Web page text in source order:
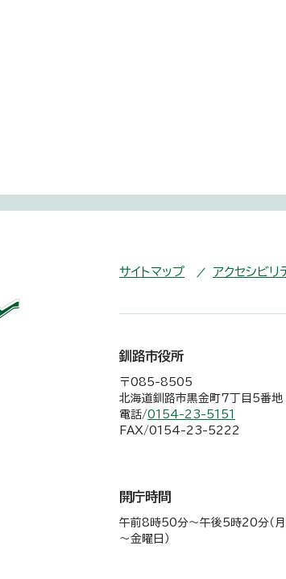
サイトマップ アクセシビリ
釧路市役所
〒085-8505
北海道釧路市黒金町7丁目5番地
電話/0154-23-5151
FAX/0154-23-5222
開庁時間
午前8時50分～午後5時20分（月
～金曜日）